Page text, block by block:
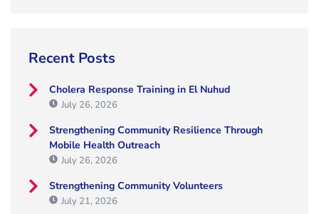
Recent Posts
Cholera Response Training in El Nuhud
July 26, 2026
Strengthening Community Resilience Through
Mobile Health Outreach
July 26, 2026
Strengthening Community Volunteers
July 21, 2026